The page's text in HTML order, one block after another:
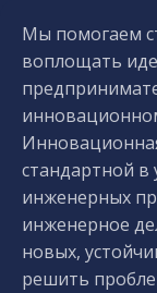
Мы помогаем
воплощать
стандартной
инженерных
инженерное
новых,
решить